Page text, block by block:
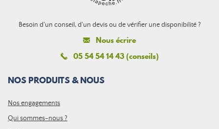
Besoin d'un conseil, d'un devis ou de vérifier une disponibilité ?
Nous écrire
05 54 54 14 43 (conseils)
NOS PRODUITS & NOUS
Nos engagements
Qui sommes-nous ?